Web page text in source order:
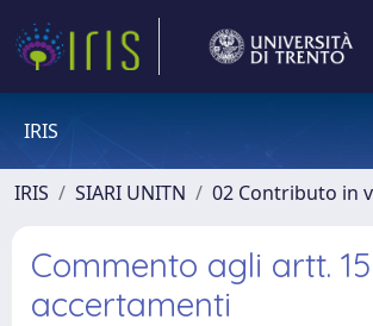
IRIS
IRIS SIARI UNITN 02 Contributo in
Commento agli artt.
accertamenti